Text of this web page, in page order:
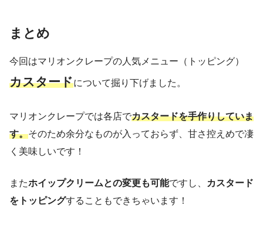
まとめ
今回はマリオンクレープの人気メニュー（トッピング）
カスタードについて掘り下げました。
マリオンクレープでは各店でカスタードを手作りしていま
す。そのため余分なものが入っておらず、甘さ控えめで凄
く美味しいです！
またホイップクリームとの変更も可能ですし、
カスタード
をトッピングすることもできちゃいます！